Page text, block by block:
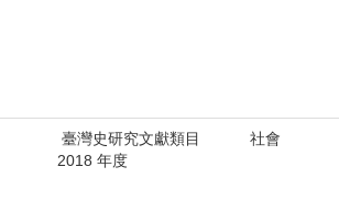
臺灣史研究文獻類目
2018 年度
社會